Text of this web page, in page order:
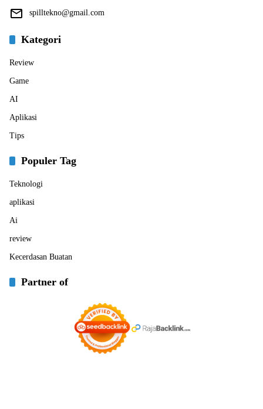
spilltekno@gmail.com
Kategori
Review
Game
AI
Aplikasi
Tips
Populer Tag
Teknologi
aplikasi
Ai
review
Kecerdasan Buatan
Partner of